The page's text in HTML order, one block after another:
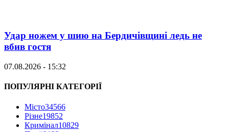
Удар ножем у шию на Бердичівщині ледь не
вбив гостя
07.08.2026 - 15:32
ПОПУЛЯРНІ КАТЕГОРІЇ
Місто34566
Різне19852
Кримінал10829